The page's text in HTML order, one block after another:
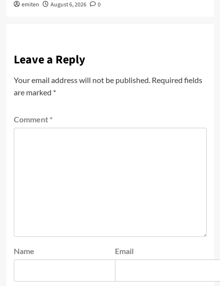
emiten August 6, 2026 0
Leave a Reply
Your email address will not be published. Required fields
are marked *
Comment *
Name Email